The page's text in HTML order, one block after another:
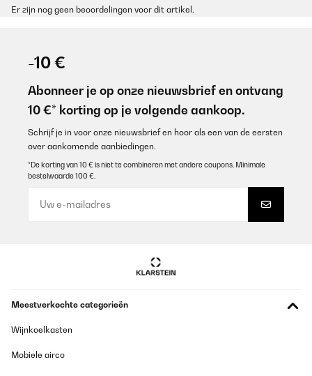
Er zijn nog geen beoordelingen voor dit artikel.
-10 €
Abonneer je op onze nieuwsbrief en ontvang
10 €* korting op je volgende aankoop.
Schrijf je in voor onze nieuwsbrief en hoor als een van de eersten
over aankomende aanbiedingen.
*De korting van 10 € is niet te combineren met andere coupons. Minimale
bestelwaarde 100 €.
Meestverkochte categorieën
Wijnkoelkasten
Mobiele airco